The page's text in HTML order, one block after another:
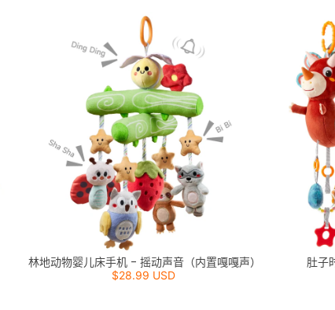
林地动物婴儿床手机 - 摇动声音（内置嘎嘎声）
$28.99 USD
肚子